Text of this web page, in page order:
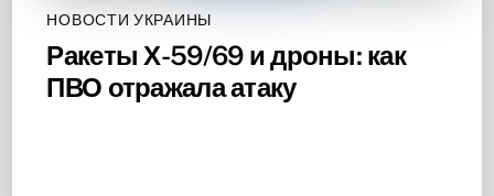
НОВОСТИ УКРАИНЫ
Ракеты Х-59/69 и дроны: как
ПВО отражала атаку